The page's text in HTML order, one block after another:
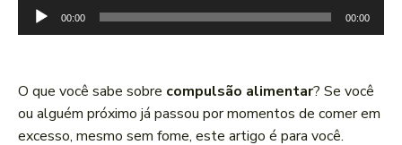
o
d
o
00:00 00:00
O que você sabe sobre compulsão alimentar? Se você
ou alguém próximo já passou por momentos de comer em
excesso, mesmo sem fome, este artigo é para você.